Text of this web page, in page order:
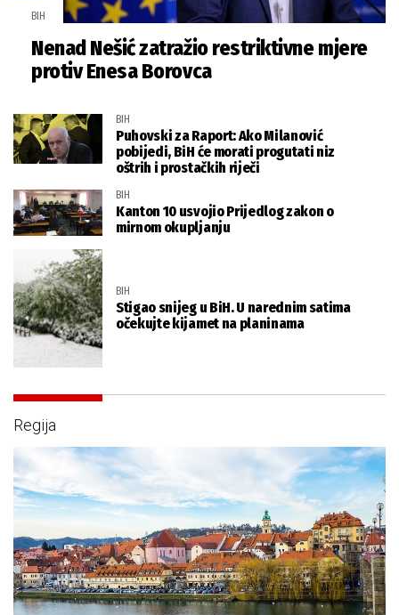
BIH
Nenad Nešić zatražio restriktivne mjere
protiv Enesa Borovca
BIH
Puhovski za Raport: Ako Milanović
pobijedi, BiH će morati progutati niz
oštrih i prostačkih riječi
BIH
Kanton 10 usvojio Prijedlog zakon o
mirnom okupljanju
BIH
Stigao snijeg u BiH. U narednim satima
očekujte kijamet na planinama
Regija